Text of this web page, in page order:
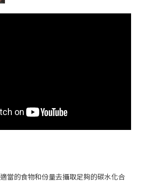
當的食物和份量去攝取足夠的碳水化合